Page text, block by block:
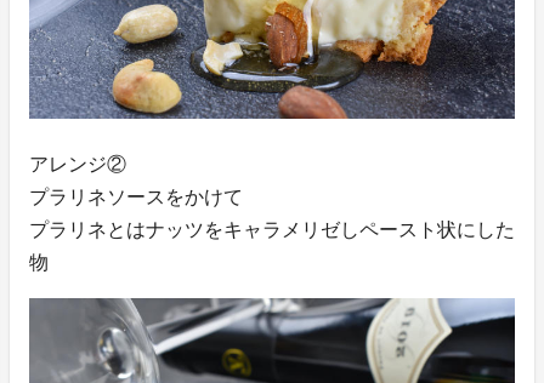
アレンジ②
プラリネソースをかけて
プラリネとはナッツをキャラメリゼしペースト状にした
物